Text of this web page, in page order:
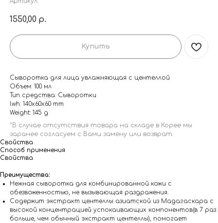
1550,00 р.
Купить
Сыворотка для лица увлажняющая с центеллой
Объем: 100 мл
Тип средства: Сыворотки
lwh: 140x60x60 mm
Weight: 145 g
Свойства
Способ применения
Свойства
Преимущества:
Нежная сыворотка для комбинированной кожи с
обезвоженностью, не вызывающая раздражения.
Содержит экстракт центеллы азиатской из Мадагаскара с
высокой концентрацией успокаивающих компонентов(в 7 раз
больше, чем обычный экстракт центеллы), помогает